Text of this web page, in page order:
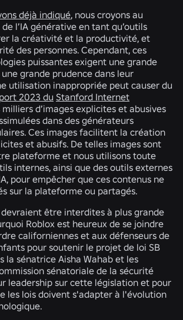
déjà indiqué, nous croyons au
l’IA générative en tant qu’outils
la créativité et la productivité, et
des personnes. Cependant, ces
puissantes exigent une grande
grande prudence dans leur
utilisation inappropriée peut causer du
2023 du Stanford Internet
milliers d’images explicites et abusives
dans des générateurs
Ces images facilitent la création
et abusifs. De telles images sont
plateforme et nous utilisons toute
internes, ainsi que des outils externes
pour empêcher que ces contenus ne
sur la plateforme ou partagés.
être interdites à plus grande
Roblox est heureux de se joindre
californiennes et aux défenseurs de
pour soutenir le projet de loi SB
la sénatrice Aisha Wahab et les
sénatoriale de la sécurité
leadership sur cette législation et pour
les lois doivent s'adapter à l'évolution